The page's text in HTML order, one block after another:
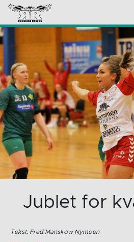
Jublet for
Tekst: Fred Manskow Nymoen